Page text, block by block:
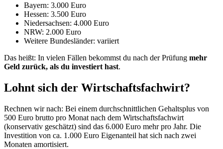
Bayern: 3.000 Euro
Hessen: 3.500 Euro
Niedersachsen: 4.000 Euro
NRW: 2.000 Euro
Weitere Bundesländer: variiert
Das heißt: In vielen Fällen bekommst du nach der Prüfung mehr
Geld zurück, als du investiert hast.
Lohnt sich der Wirtschaftsfachwirt?
Rechnen wir nach: Bei einem durchschnittlichen Gehaltsplus von
500 Euro brutto pro Monat nach dem Wirtschaftsfachwirt
(konservativ geschätzt) sind das 6.000 Euro mehr pro Jahr. Die
Investition von ca. 1.000 Euro Eigenanteil hat sich nach zwei
Monaten amortisiert.